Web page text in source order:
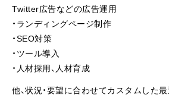
Twitter広告などの広告運用
・ランディングページ制作
・SEO対策
・ツール導入
・人材採用、人材育成
他、状況・要望に合わせてカスタムした